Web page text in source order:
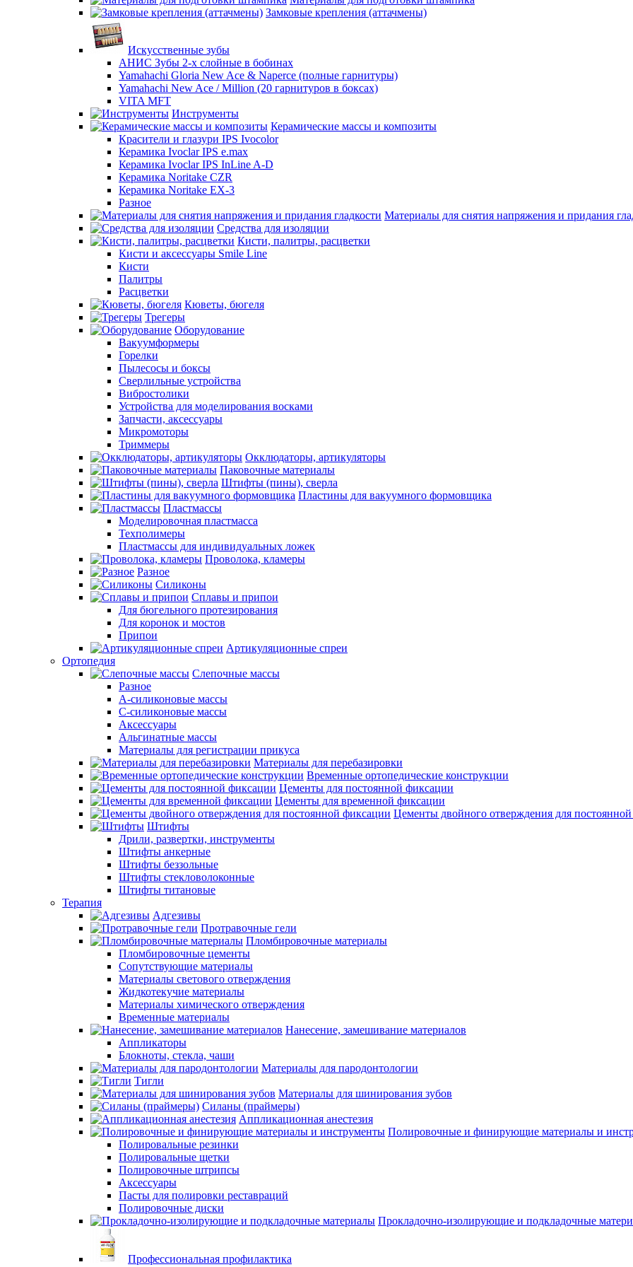
Замковые крепления (аттачмены)
Искусственные зубы
АНИС Зубы 2-х слойные в бобинах
Yamahachi Gloria New Ace & Naperce (полные гарнитуры)
Yamahachi New Ace / Million (20 гарнитуров в боксах)
VITA MFT
Инструменты
Керамические массы и композиты
Красители и глазури IPS Ivocolor
Керамика Ivoclar IPS e.max
Керамика Ivoclar IPS InLine A-D
Керамика Noritake CZR
Керамика Noritake EX-3
Разное
Материалы для снятия напряжения и придания
Средства для изоляции
Кисти, палитры, расцветки
Кисти и аксессуары Smile Line
Кисти
Палитры
Расцветки
Кюветы, бюгеля
Трегеры
Оборудование
Вакуумформеры
Горелки
Пылесосы и боксы
Сверлильные устройства
Вибростолики
Устройства для моделирования восками
Запчасти, аксессуары
Микромоторы
Триммеры
Окклюдаторы, артикуляторы
Паковочные материалы
Штифты (пины), сверла
Пластины для вакуумного формовщика
Пластмассы
Моделировочная пластмасса
Техполимеры
Пластмассы для индивидуальных ложек
Проволока, кламеры
Разное
Силиконы
Сплавы и припои
Для бюгельного протезирования
Для коронок и мостов
Припои
Артикуляционные спреи
Ортопедия
Слепочные массы
Разное
А-силиконовые массы
С-силиконовые массы
Аксессуары
Альгинатные массы
Материалы для регистрации прикуса
Материалы для перебазировки
Временные ортопедические конструкции
Цементы для постоянной фиксации
Цементы для временной фиксации
Цементы двойного отверждения для
Штифты
Дрили, развертки, инструменты
Штифты анкерные
Штифты беззольные
Штифты стекловолоконные
Штифты титановые
Терапия
Адгезивы
Протравочные гели
Пломбировочные материалы
Пломбировочные цементы
Сопутствующие материалы
Материалы светового отверждения
Жидкотекучие материалы
Материалы химического отверждения
Временные материалы
Нанесение, замешивание материалов
Аппликаторы
Блокноты, стекла, чаши
Материалы для пародонтологии
Тигли
Материалы для шинирования зубов
Силаны (праймеры)
Аппликационная анестезия
Полировочные и финирующие материалы и
Полировальные резинки
Полировальные щетки
Полировочные штрипсы
Аксессуары
Пасты для полировки реставраций
Полировочные диски
Прокладочно-изолирующие и подкладочные
Профессиональная профилактика